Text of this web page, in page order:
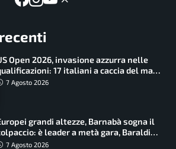
Open 2026, invasione azzurra nelle
17 italiani a caccia del main
7 Agosto 2026
grandi altezze, Barnabà sogna il
è leader a metà gara, Baraldi
in corsa
7 Agosto 2026